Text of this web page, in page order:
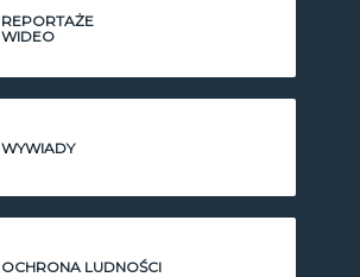
REPORTAŻE
WIDEO
WYWIADY
OCHRONA LUDNOŚCI